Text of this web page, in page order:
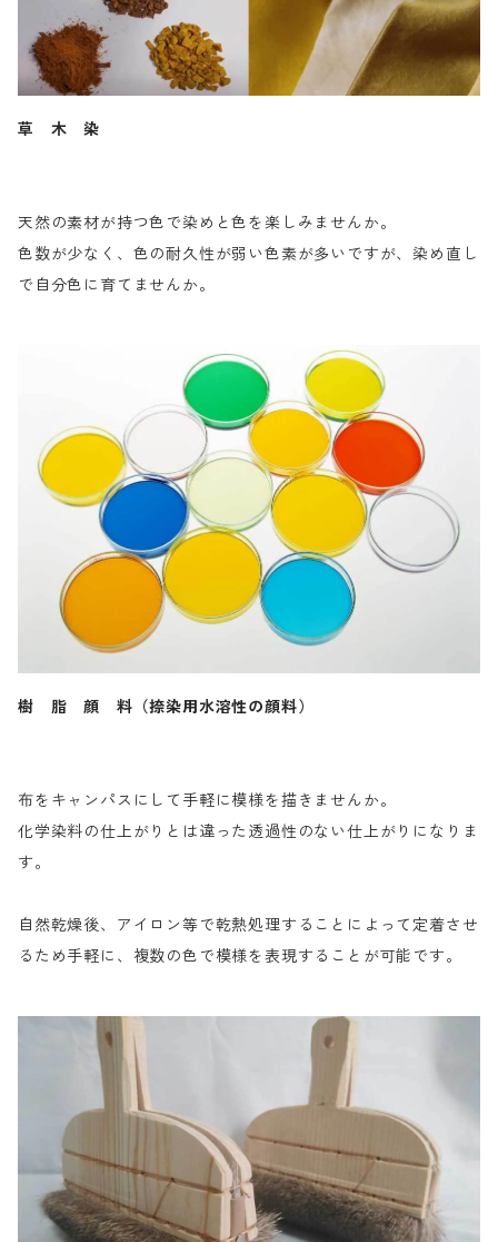
草 木 染
天然の素材が持つ色で染めと色を楽しみませんか。
色数が少なく、色の耐久性が弱い色素が多いですが、染め直し
で自分色に育てませんか。
樹 脂 顔 料（捺染用水溶性の顔料）
布をキャンパスにして手軽に模様を描きませんか。
化学染料の仕上がりとは違った透過性のない仕上がりになりま
す。
自然乾燥後、アイロン等で乾熱処理することによって定着させ
るため手軽に、複数の色で模様を表現することが可能です。